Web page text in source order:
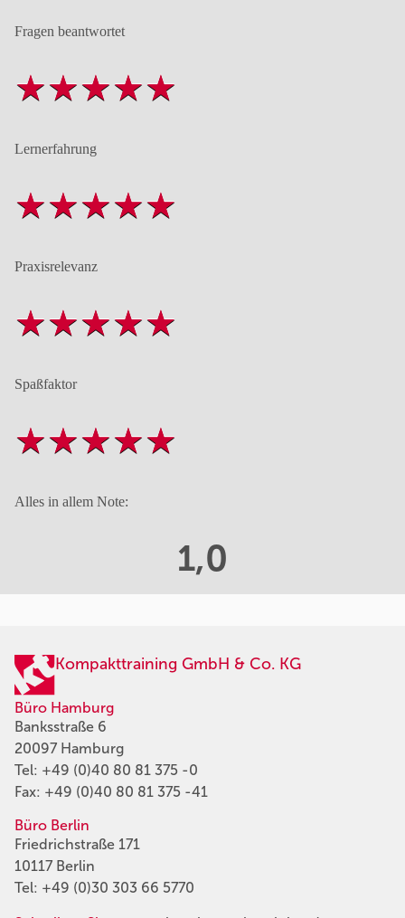
Fragen beantwortet
Lernerfahrung
Praxisrelevanz
Spaßfaktor
Alles in allem Note:
1,0
Kompakttraining GmbH & Co. KG
Büro Hamburg
Banksstraße 6
20097 Hamburg
Tel: +49 (0)40 80 81 375 -0
Fax: +49 (0)40 80 81 375 -41
Büro Berlin
Friedrichstraße 171
10117 Berlin
Tel: +49 (0)30 303 66 5770